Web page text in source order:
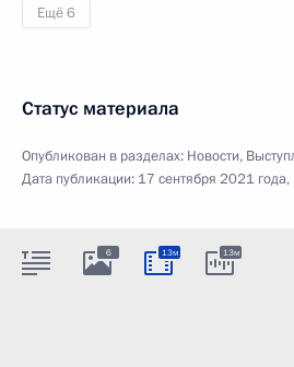
Ещё 6
Статус материала
Опубликован в разделах: Новости,
Дата публикации: 17 сентября 2021
6 13м 13м